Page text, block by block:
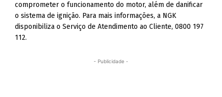
comprometer o funcionamento do motor, além de danificar
o sistema de ignição. Para mais informações, a NGK
disponibiliza o Serviço de Atendimento ao Cliente, 0800 197
112.
- Publicidade -